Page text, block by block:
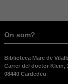
On som?
Biblioteca Marc de
Carrer del doctor Klein,
08440 Cardedeu